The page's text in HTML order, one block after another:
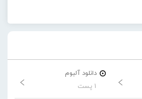
دانلود آلبوم
1 پست